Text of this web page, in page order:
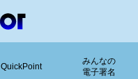
QuickPoint
みんなの
電子署名